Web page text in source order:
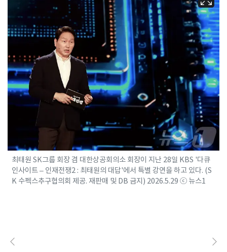
최태원 SK그룹 회장 겸 대한상공회의소 회장이 지난 28일 KBS '다큐
인사이트 – 인재전쟁2 : 최태원의 대답'에서 특별 강연을 하고 있다. (S
K 수펙스추구협의회 제공. 재판매 및 DB 금지) 2026.5.29 ⓒ 뉴스1